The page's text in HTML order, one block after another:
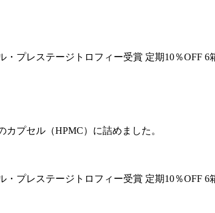
・プレステージトロフィー受賞 定期10％OFF 6
プセル（HPMC）に詰めました。
・プレステージトロフィー受賞 定期10％OFF 6